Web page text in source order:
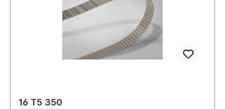
16 T5 350